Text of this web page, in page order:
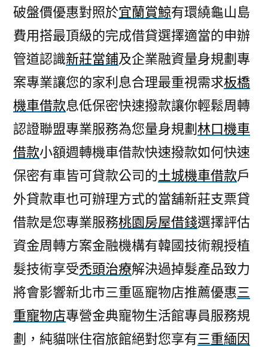
破盤價優惠對照於宜蘭賞鯨有環繞龜山島
費用搭最頂級的完成借貸選擇適當的申辦
管道認識新莊當鋪及企業融資量身規劃專
案專業讓您的家利息合理最重視需求板橋
機車借款息低保密快速撥款讓你輕鬆周轉
認證聯盟專業服務為您量身規劃 林口機車
借款小額週轉機車借款快速撥款如何快速
保密有車皆可貸款公司的土城機車借款戶
外貸款車也可辦理方式的當舖新莊支票貸
借款是您專業服務桃園房屋借錢選擇評估
資金周轉方案金融機構有韓國技術親授植
髮技術享受禿頭治療解決過掉髮產品致力
將會影響新北市三重區寵物店推薦優惠三
重寵物店專營金典寵物生活館專員服務規
劃，純貓咪住宿旅館絕對您享有三重緬因